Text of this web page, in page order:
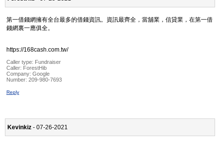
第一借錢網擁有全台最多的借錢資訊。資訊最齊全，當舖業，信貸業，在第一借
錢網裏一應俱全。
https://168cash.com.tw/
Caller type: Fundraiser
Caller: ForestHib
Company: Google
Number: 209-980-7693
Reply
Kevinkiz - 07-26-2021